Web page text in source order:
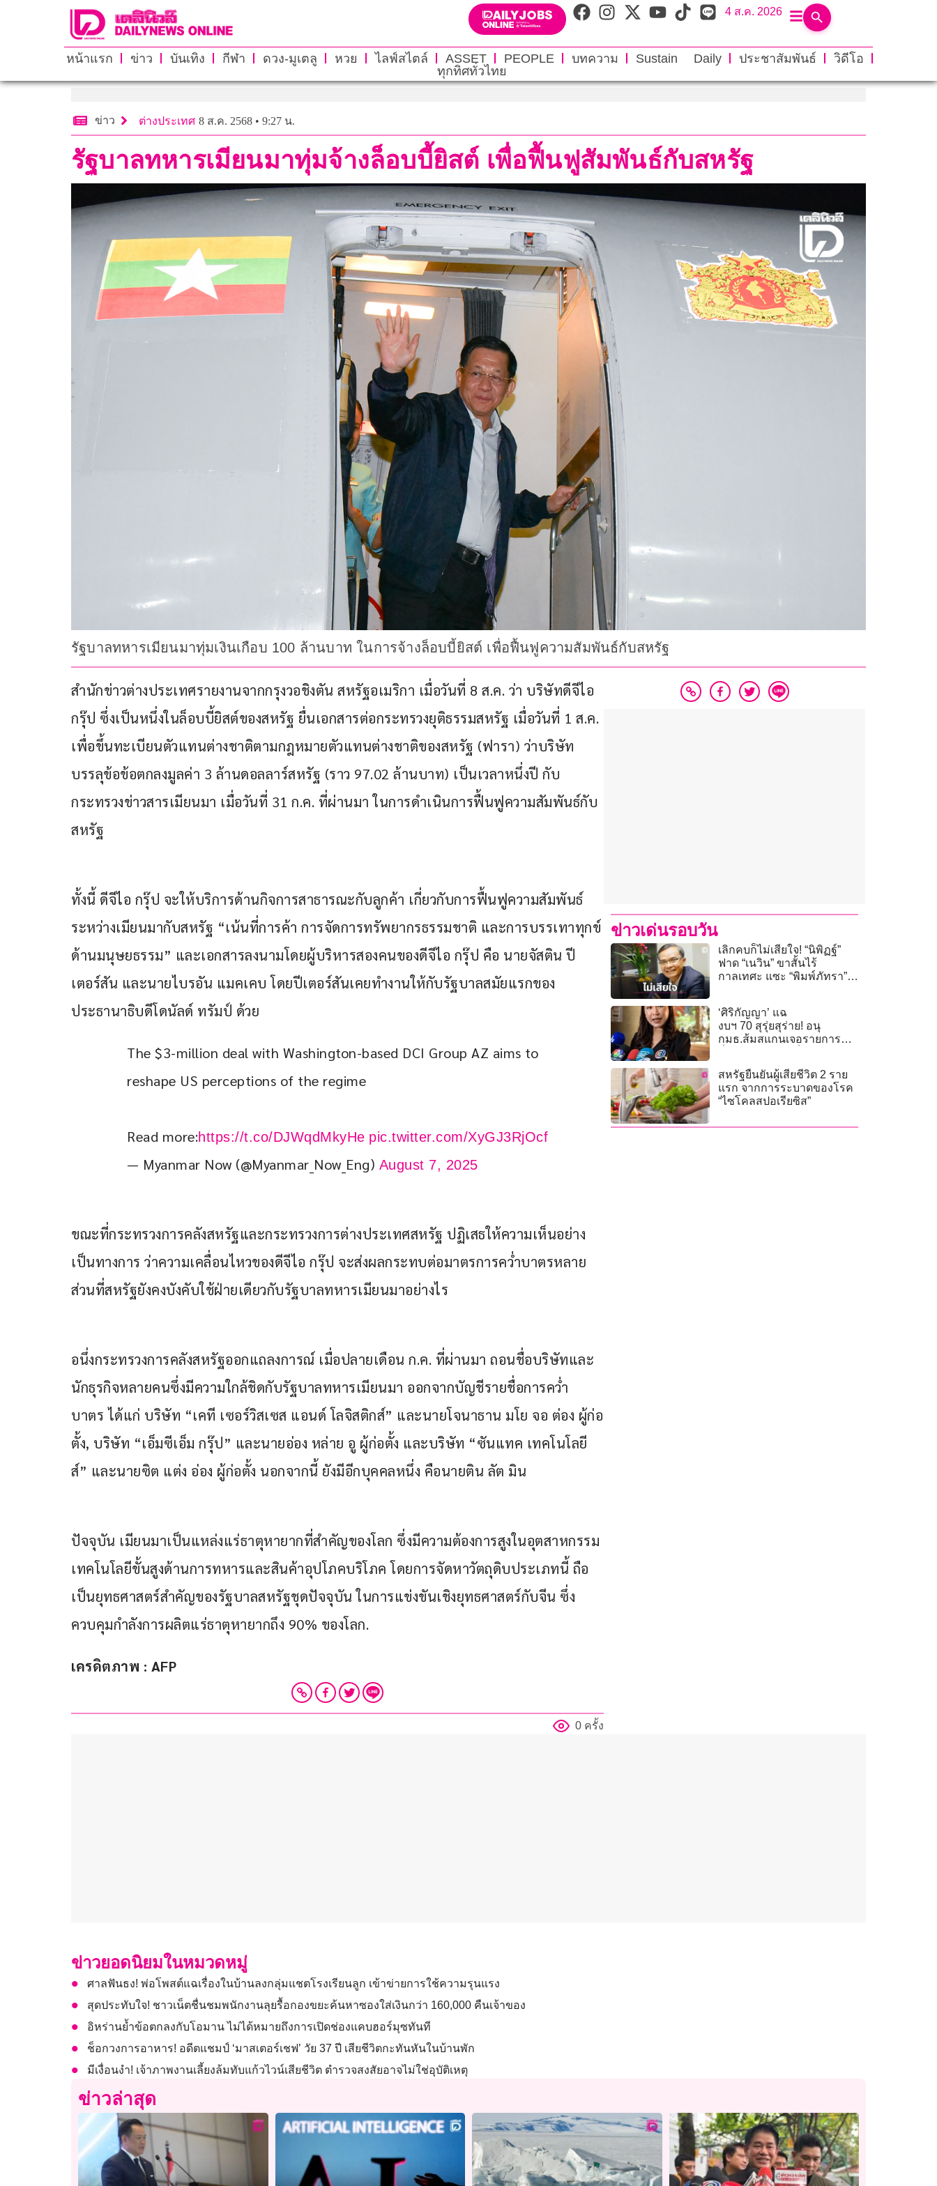
4 ส.ค. 2026
หน้าแรก ข่าว บันเทิง กีฬา ดวง-มูเตลู หวย ไลฟ์สไตล์ ASSET PEOPLE บทความ Sustain Daily ประชาสัมพันธ์
วิดีโอ
ทุกทิศทั่วไทย
ข่าว ต่างประเทศ 8 ส.ค. 2568 • 9:27 น.
รัฐบาลทหารเมียนมาทุ่มจ้างล็อบบี้ยิสต์ เพื่อฟื้นฟูสัมพันธ์กับสหรัฐ
รัฐบาลทหารเมียนมาทุ่มเงินเกือบ 100 ล้านบาท ในการจ้างล็อบบี้ยิสต์ เพื่อฟื้นฟูความสัมพันธ์กับสหรัฐ
สำนักข่าวต่างประเทศรายงานจากกรุงวอชิงตัน สหรัฐอเมริกา เมื่อวันที่ 8 ส.ค. ว่า บริษัทดีจีไอ
กรุ๊ป ซึ่งเป็นหนึ่งในล็อบบี้ยิสต์ของสหรัฐ ยื่นเอกสารต่อกระทรวงยุติธรรมสหรัฐ เมื่อวันที่ 1 ส.ค.
เพื่อขึ้นทะเบียนตัวแทนต่างชาติตามกฎหมายตัวแทนต่างชาติของสหรัฐ (ฟารา) ว่าบริษัท
บรรลุข้อข้อตกลงมูลค่า 3 ล้านดอลลาร์สหรัฐ (ราว 97.02 ล้านบาท) เป็นเวลาหนึ่งปี กับ
กระทรวงข่าวสารเมียนมา เมื่อวันที่ 31 ก.ค. ที่ผ่านมา ในการดำเนินการฟื้นฟูความสัมพันธ์กับ
สหรัฐ
ทั้งนี้ ดีจีไอ กรุ๊ป จะให้บริการด้านกิจการสาธารณะกับลูกค้า เกี่ยวกับการฟื้นฟูความสัมพันธ์
ระหว่างเมียนมากับสหรัฐ “เน้นที่การค้า การจัดการทรัพยากรธรรมชาติ และการบรรเทาทุกข์
ด้านมนุษยธรรม” และเอกสารลงนามโดยผู้บริหารสองคนของดีจีไอ กรุ๊ป คือ นายจัสติน ปี
เตอร์สัน และนายไบรอัน แมคเคบ โดยปีเตอร์สันเคยทำงานให้กับรัฐบาลสมัยแรกของ
ประธานาธิบดีโดนัลด์ ทรัมป์ ด้วย
The $3-million deal with Washington-based DCI Group AZ aims to
reshape US perceptions of the regime
Read more:https://t.co/DJWqdMkyHe pic.twitter.com/XyGJ3RjOcf
— Myanmar Now (@Myanmar_Now_Eng) August 7, 2025
ขณะที่กระทรวงการคลังสหรัฐและกระทรวงการต่างประเทศสหรัฐ ปฏิเสธให้ความเห็นอย่าง
เป็นทางการ ว่าความเคลื่อนไหวของดีจีไอ กรุ๊ป จะส่งผลกระทบต่อมาตรการคว่ำบาตรหลาย
ส่วนที่สหรัฐยังคงบังคับใช้ฝ่ายเดียวกับรัฐบาลทหารเมียนมาอย่างไร
อนึ่งกระทรวงการคลังสหรัฐออกแถลงการณ์ เมื่อปลายเดือน ก.ค. ที่ผ่านมา ถอนชื่อบริษัทและ
นักธุรกิจหลายคนซึ่งมีความใกล้ชิดกับรัฐบาลทหารเมียนมา ออกจากบัญชีรายชื่อการคว่ำ
บาตร ได้แก่ บริษัท “เคที เซอร์วิสเซส แอนด์ โลจิสติกส์” และนายโจนาธาน มโย จอ ต่อง ผู้ก่อ
ตั้ง, บริษัท “เอ็มซีเอ็ม กรุ๊ป” และนายอ่อง หล่าย อู ผู้ก่อตั้ง และบริษัท “ซันแทค เทคโนโลยี
ส์” และนายซิต แต่ง อ่อง ผู้ก่อตั้ง นอกจากนี้ ยังมีอีกบุคคลหนึ่ง คือนายติน ลัต มิน
ปัจจุบัน เมียนมาเป็นแหล่งแร่ธาตุหายากที่สำคัญของโลก ซึ่งมีความต้องการสูงในอุตสาหกรรม
เทคโนโลยีขั้นสูงด้านการทหารและสินค้าอุปโภคบริโภค โดยการจัดหาวัตถุดิบประเภทนี้ ถือ
เป็นยุทธศาสตร์สำคัญของรัฐบาลสหรัฐชุดปัจจุบัน ในการแข่งขันเชิงยุทธศาสตร์กับจีน ซึ่ง
ควบคุมกำลังการผลิตแร่ธาตุหายากถึง 90% ของโลก.
เครดิตภาพ : AFP
0 ครั้ง
ข่าวเด่นรอบวัน
เลิกคบก็ไม่เสียใจ! “นิพิฏฐ์”
ฟาด “เนวิน” ขาสั้นไร้
กาลเทศะ แซะ “พิมพ์ภัทรา”
‘ศิริกัญญา’ แฉ
งบฯ 70 สุรุ่ยสุร่าย! อนุ
กมธ.ส้มสแกนเจอรายการสุด
สหรัฐยืนยันผู้เสียชีวิต 2 ราย
แรก จากการระบาดของโรค
“ไซโคลสปอเรียซิส”
ข่าวยอดนิยมในหมวดหมู่
ศาลฟันธง! พ่อโพสต์แฉเรื่องในบ้านลงกลุ่มแชตโรงเรียนลูก เข้าข่ายการใช้ความรุนแรง
สุดประทับใจ! ชาวเน็ตชื่นชมพนักงานลุยรื้อกองขยะค้นหาซองใส่เงินกว่า 160,000 คืนเจ้าของ
อิหร่านย้ำข้อตกลงกับโอมาน ไม่ได้หมายถึงการเปิดช่องแคบฮอร์มุซทันที
ช็อกวงการอาหาร! อดีตแชมป์ ‘มาสเตอร์เชฟ’ วัย 37 ปี เสียชีวิตกะทันหันในบ้านพัก
มีเงื่อนงำ! เจ้าภาพงานเลี้ยงล้มทับแก้วไวน์เสียชีวิต ตำรวจสงสัยอาจไม่ใช่อุบัติเหตุ
ข่าวล่าสุด